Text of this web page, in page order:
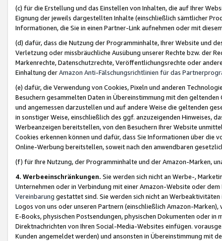
(c) für die Erstellung und das Einstellen von Inhalten, die auf Ihrer
Eignung der jeweils dargestellten Inhalte (einschließlich sämtlicher
Informationen, die Sie in einen Partner-Link aufnehmen oder mit
(d) dafür, dass die Nutzung der Programminhalte, Ihrer Website und
Verletzung oder missbräuchliche Ausübung unserer Rechte bzw. der
Markenrechte, Datenschutzrechte, Veröffentlichungsrechte oder
Einhaltung derAmazon Anti-Fälschungsrichtlinien für das
(e) dafür, die Verwendung von Cookies, Pixeln und anderen
Besuchern gesammelten Daten in Übereinstimmung mit den
und angemessen darzustellen und auf andere Weise die geltenden
in sonstiger Weise, einschließlich des ggf. anzuzeigenden Hinweises,
Werbeanzeigen bereitstellen, von den Besuchern Ihrer Website
Cookies erkennen können und dafür, dass Sie Informationen über die
Online-Werbung bereitstellen, soweit nach den anwendbaren
(f) für Ihre Nutzung, der Programminhalte und der Amazon-Marken,
4. Werbeeinschränkungen. Sie werden sich nicht an Werbe-,
Unternehmen oder in Verbindung mit einer Amazon-Website oder
Vereinbarung gestattet sind. Sie werden sich nicht an
Logos von uns oder unseren Partnern (einschließlich Amazon-
E-Books, physischen Postsendungen, physischen Dokumenten oder in
Direktnachrichten von Ihren Social-Media-Websites einfügen.
Kunden angemeldet werden) und ansonsten in Übereinstimmung mit